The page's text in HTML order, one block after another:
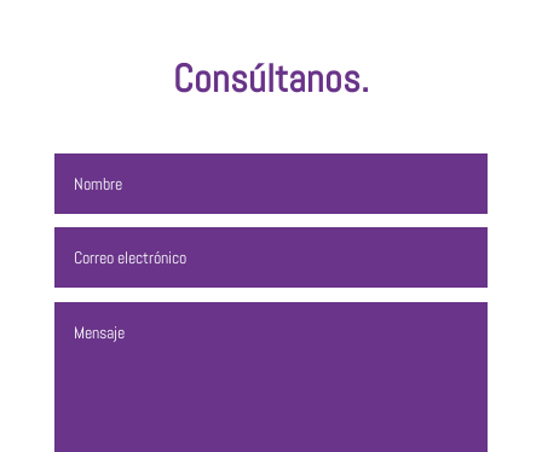
Consúltanos.